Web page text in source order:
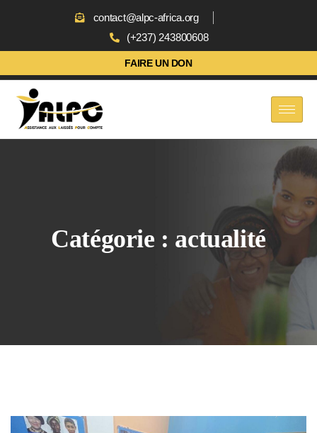
contact@alpc-africa.org
(+237) 243800608
FAIRE UN DON
Catégorie : actualité